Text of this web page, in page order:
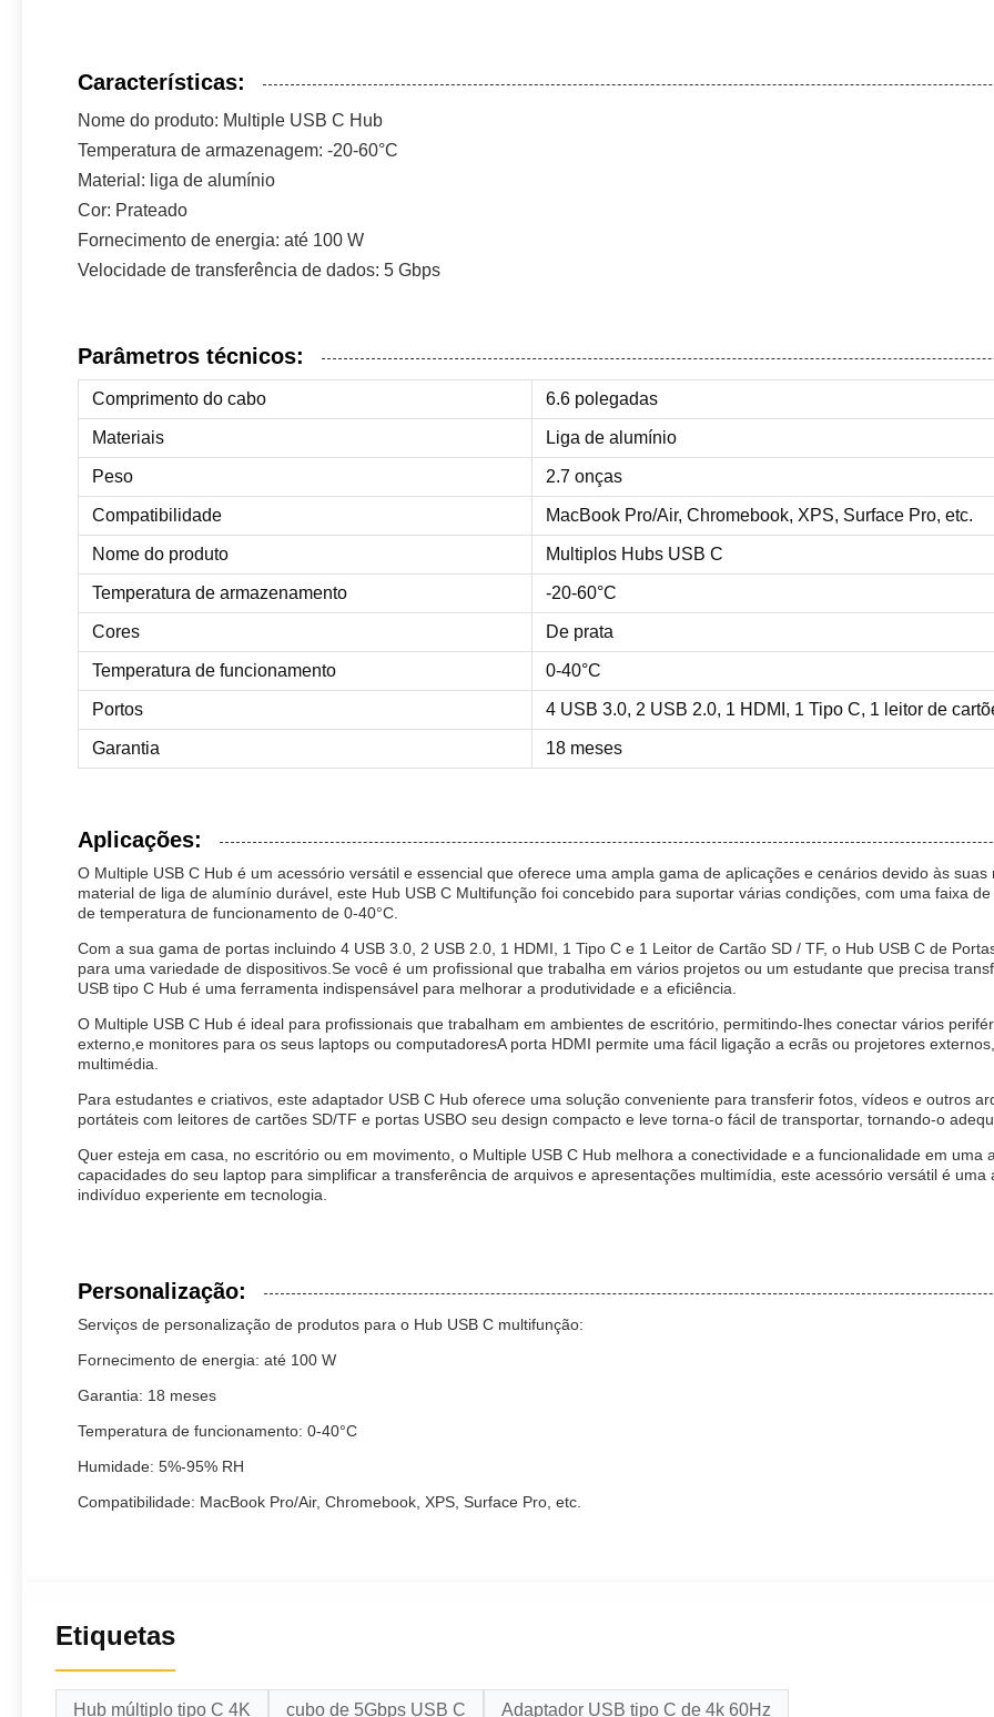
Características:
Nome do produto: Multiple USB C Hub
Temperatura de armazenagem: -20-60°C
Material: liga de alumínio
Cor: Prateado
Fornecimento de energia: até 100 W
Velocidade de transferência de dados: 5 Gbps
Parâmetros técnicos:
Comprimento do cabo 6.6 polegadas
Materiais Liga de alumínio
Peso 2.7 onças
Compatibilidade MacBook Pro/Air, Chromebook, XPS, Surface Pro, etc.
Nome do produto Multiplos Hubs USB C
Temperatura de armazenamento -20-60°C
Cores De prata
Temperatura de funcionamento 0-40°C
Portos 4 USB 3.0, 2 USB 2.0, 1 HDMI, 1 Tipo C, 1 leitor de
Garantia 18 meses
Aplicações:
O Multiple USB C Hub é um acessório versátil e essencial que oferece uma ampla gama de aplicações e cenários devido às
material de liga de alumínio durável, este Hub USB C Multifunção foi concebido para suportar várias condições, com uma faixa
de temperatura de funcionamento de 0-40°C.
Com a sua gama de portas incluindo 4 USB 3.0, 2 USB 2.0, 1 HDMI, 1 Tipo C e 1 Leitor de Cartão SD / TF, o Hub USB C de
para uma variedade de dispositivos.Se você é um profissional que trabalha em vários projetos ou um estudante que precisa
USB tipo C Hub é uma ferramenta indispensável para melhorar a produtividade e a eficiência.
O Multiple USB C Hub é ideal para profissionais que trabalham em ambientes de escritório, permitindo-lhes conectar vários
externo,e monitores para os seus laptops ou computadoresA porta HDMI permite uma fácil ligação a ecrãs ou projetores
multimédia.
Para estudantes e criativos, este adaptador USB C Hub oferece uma solução conveniente para transferir fotos, vídeos e outros
portáteis com leitores de cartões SD/TF e portas USBO seu design compacto e leve torna-o fácil de transportar, tornando-o
Quer esteja em casa, no escritório ou em movimento, o Multiple USB C Hub melhora a conectividade e a funcionalidade em
capacidades do seu laptop para simplificar a transferência de arquivos e apresentações multimídia, este acessório versátil é
indivíduo experiente em tecnologia.
Personalização:
Serviços de personalização de produtos para o Hub USB C multifunção:
Fornecimento de energia: até 100 W
Garantia: 18 meses
Temperatura de funcionamento: 0-40°C
Humidade: 5%-95% RH
Compatibilidade: MacBook Pro/Air, Chromebook, XPS, Surface Pro, etc.
Etiquetas
Hub múltiplo tipo C 4K cubo de 5Gbps USB C Adaptador USB tipo C de 4k 60Hz